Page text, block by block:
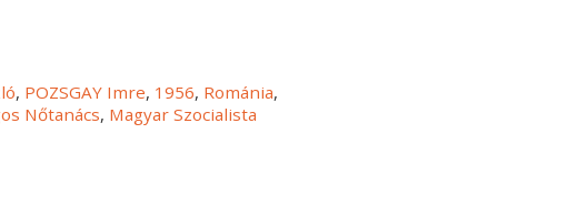
, POZSGAY Imre, 1956, Románia,
Nőtanács, Magyar Szocialista